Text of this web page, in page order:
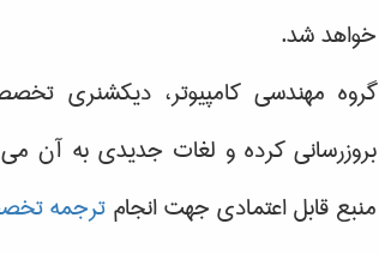
خواهد شد.
گروه مهندسی کامپیوتر، دیکشنری
بروزرسانی کرده و لغات جدیدی به آن
منبع قابل اعتمادی جهت انجام ترجمه